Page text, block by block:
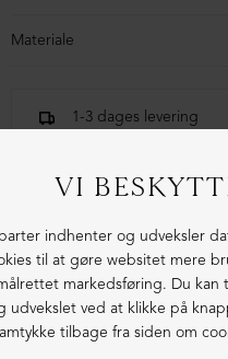
Materiale
1-3 dages levering
Fri fragt fra 1.000,- i
Ekstraordinær kvalitet
LIGNENDE